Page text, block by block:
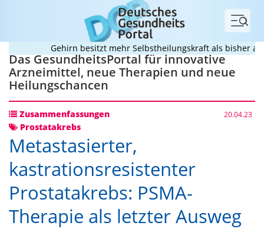
Menü
Gehirn besitzt mehr Selbstheilungskraft als bisher
Das GesundheitsPortal für innovative
Arzneimittel, neue Therapien und neue
Heilungschancen
Zusammenfassungen 20.04.23
Prostatakrebs
Metastasierter,
kastrationsresistenter
Prostatakrebs: PSMA-
Therapie als letzter Ausweg